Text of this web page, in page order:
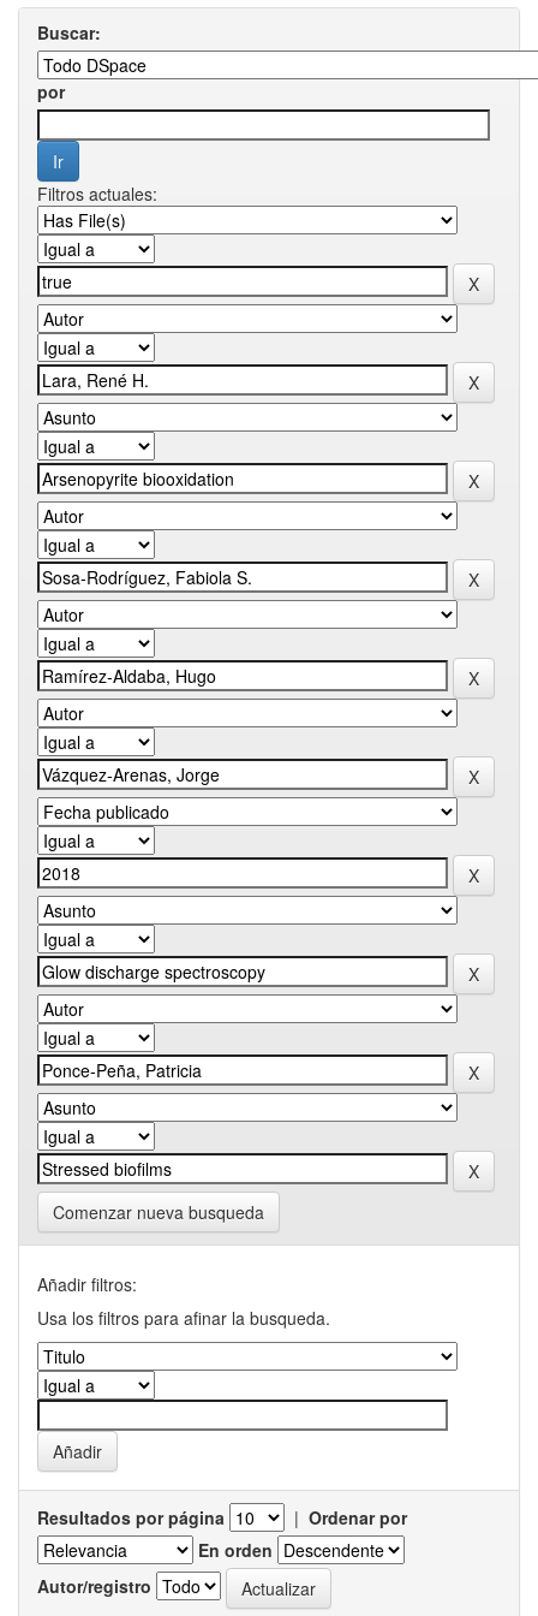
Buscar:
por
Filtros actuales:
Comenzar nueva busqueda
Añadir filtros:
Usa los filtros para afinar la busqueda.
Resultados por página | Ordenar por
En orden
Autor/registro